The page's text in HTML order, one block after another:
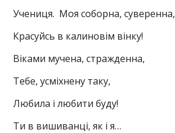
Учениця. Моя соборна, суверенна,
Красуйсь в калиновім вінку!
Віками мучена, стражденна,
Тебе, усміхнену таку,
Любила і любити буду!
Ти в вишиванці, як і я…